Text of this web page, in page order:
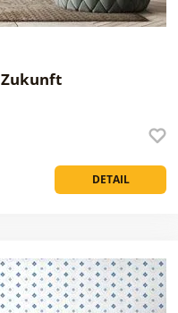
Zukunft
DETAIL